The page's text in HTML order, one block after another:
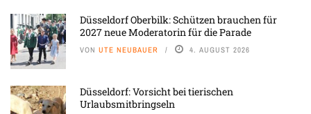
Düsseldorf Oberbilk: Schützen brauchen für
2027 neue Moderatorin für die Parade
VON UTE NEUBAUER 4. AUGUST 2026
Düsseldorf: Vorsicht bei tierischen
Urlaubsmitbringseln